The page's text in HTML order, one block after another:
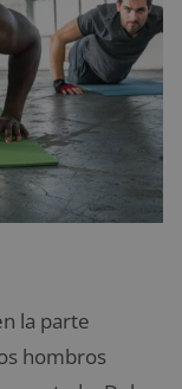
la parte
hombros